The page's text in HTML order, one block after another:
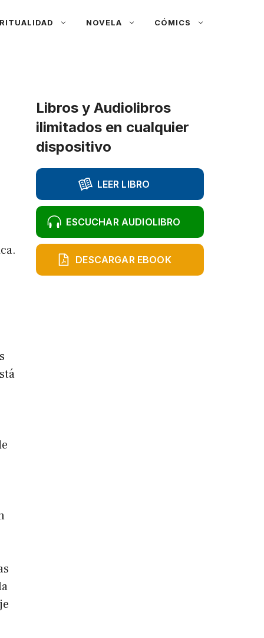
NOVELA CÓMICS
Libros y Audiolibros
ilimitados en cualquier
dispositivo
LEER LIBRO
ESCUCHAR AUDIOLIBRO
DESCARGAR EBOOK